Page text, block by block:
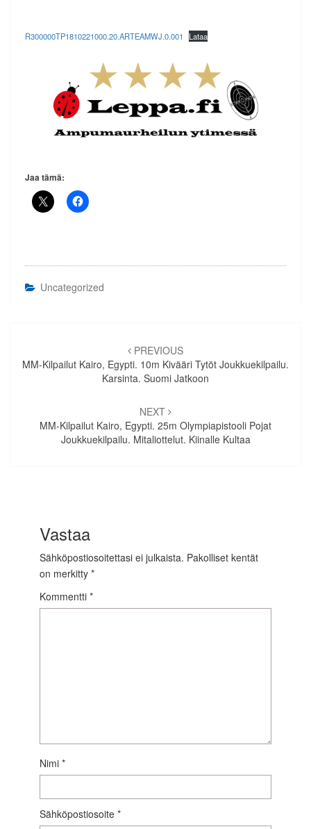
R300000TP1810221000.20.ARTEAMWJ.0.001 Lataa
Jaa tämä:
Uncategorized
selaus
PREVIOUS
MM-Kilpailut Kairo, Egypti. 10m Kivääri Tytöt Joukkuekilpailu.
Karsinta. Suomi Jatkoon
NEXT
MM-Kilpailut Kairo, Egypti. 25m Olympiapistooli Pojat
Joukkuekilpailu. Mitaliottelut. Kiinalle Kultaa
Vastaa
Sähköpostiosoitettasi ei julkaista. Pakolliset kentät
on merkitty *
Kommentti *
Nimi *
Sähköpostiosoite *